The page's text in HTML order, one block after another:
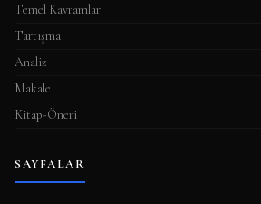
Temel Kavramlar
Tartışma
Analiz
Makale
Kitap-Öneri
SAYFALAR